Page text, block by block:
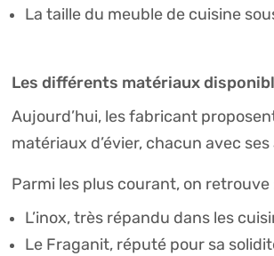
La taille du meuble de cuisine
Les différents matériaux
Aujourd’hui, les fabricant
matériaux d’évier, chacun avec
Parmi les plus courant, on retrouve
L’inox, très répandu dans les
Le Fraganit, réputé pour sa